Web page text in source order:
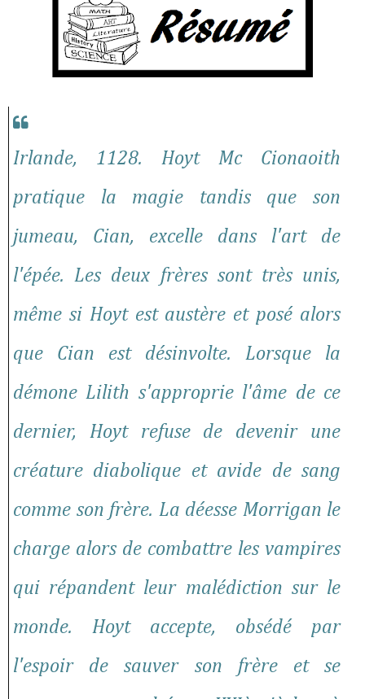
Irlande, 1128. Hoyt Mc Cionaoith
pratique la magie tandis que son
jumeau, Cian, excelle dans l'art de
l'épée. Les deux frères sont très unis,
même si Hoyt est austère et posé alors
que Cian est désinvolte. Lorsque la
démone Lilith s'approprie l'âme de ce
dernier, Hoyt refuse de devenir une
créature diabolique et avide de sang
comme son frère. La déesse Morrigan le
charge alors de combattre les vampires
qui répandent leur malédiction sur le
monde. Hoyt accepte, obsédé par
l'espoir de sauver son frère et se